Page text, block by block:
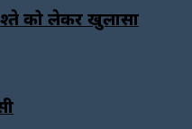
को लेकर खुलासा